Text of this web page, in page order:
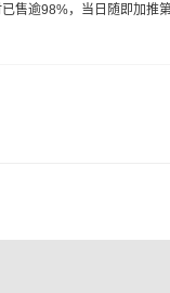
售逾98%，当日随即加推